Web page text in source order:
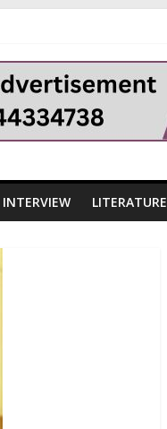
INTERVIEW LITERATURE